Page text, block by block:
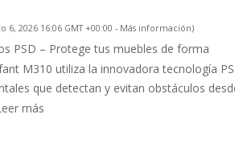
6, 2026 16:06 GMT +00:00 - Más información)
PSD – Protege tus muebles de forma
M310 utiliza la innovadora tecnología
que detectan y evitan obstáculos
más